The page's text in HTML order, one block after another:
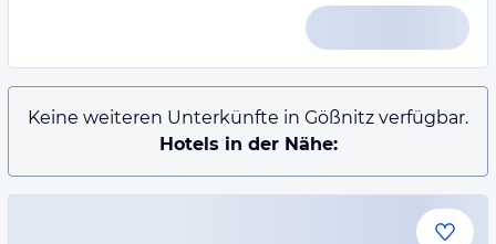
Keine weiteren Unterkünfte in Gößnitz verfügbar.
Hotels in der Nähe: